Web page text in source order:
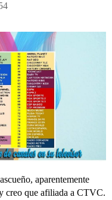
aparentemente
creo que afiliada a CTVC.